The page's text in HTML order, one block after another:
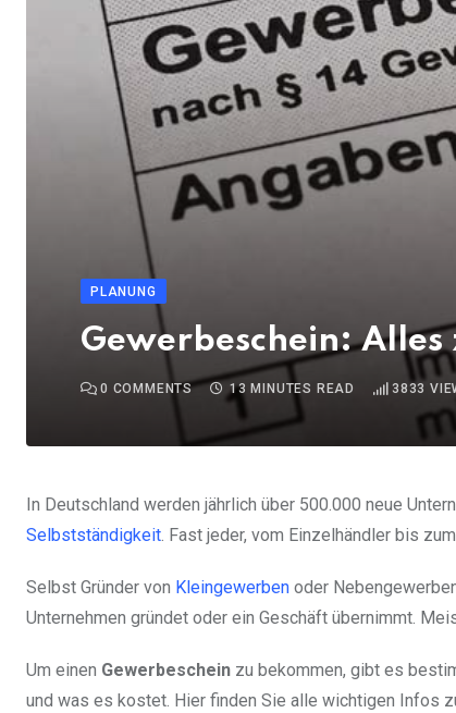
PLANUNG
Gewerbeschein:
0 COMMENTS 13 MINUTES READ 3833
In Deutschland werden jährlich über 500.000 neue
Selbstständigkeit. Fast jeder, vom Einzelhändler bis
Selbst Gründer von Kleingewerben oder
Unternehmen gründet oder ein Geschäft übernimmt.
Um einen Gewerbeschein zu bekommen, gibt es
und was es kostet. Hier finden Sie alle wichtigen Infos